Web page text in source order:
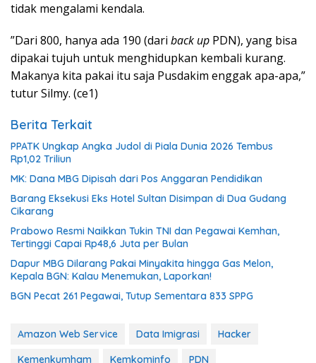
tidak mengalami kendala.
”Dari 800, hanya ada 190 (dari back up PDN), yang bisa
dipakai tujuh untuk menghidupkan kembali kurang.
Makanya kita pakai itu saja Pusdakim enggak apa-apa,”
tutur Silmy. (ce1)
Berita Terkait
PPATK Ungkap Angka Judol di Piala Dunia 2026 Tembus
Rp1,02 Triliun
MK: Dana MBG Dipisah dari Pos Anggaran Pendidikan
Barang Eksekusi Eks Hotel Sultan Disimpan di Dua Gudang
Cikarang
Prabowo Resmi Naikkan Tukin TNI dan Pegawai Kemhan,
Tertinggi Capai Rp48,6 Juta per Bulan
Dapur MBG Dilarang Pakai Minyakita hingga Gas Melon,
Kepala BGN: Kalau Menemukan, Laporkan!
BGN Pecat 261 Pegawai, Tutup Sementara 833 SPPG
Amazon Web Service Data Imigrasi
Hacker
Kemenkumham
Kemkominfo PDN